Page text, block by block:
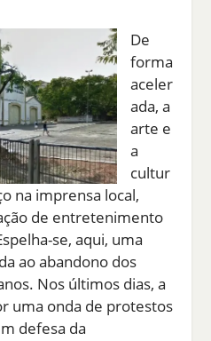
De
forma
aceler
ada, a
arte e
a
cultur
na imprensa local,
de entretenimento
se, aqui, uma
ao abandono dos
Nos últimos dias, a
uma onda de protestos
defesa da